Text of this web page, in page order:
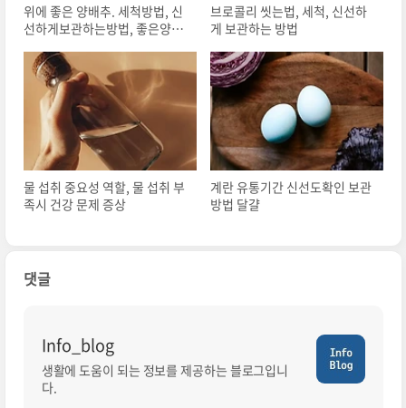
위에 좋은 양배추. 세척방법, 신
선하게보관하는방법, 좋은양배
브로콜리 씻는법, 세척, 신선하
게 보관하는 방법
물 섭취 중요성 역할, 물 섭취 부
족시 건강 문제 증상
계란 유통기간 신선도확인 보관
방법 달걀
댓글
Info_blog
생활에 도움이 되는 정보를 제공하는 블로그입니
다.